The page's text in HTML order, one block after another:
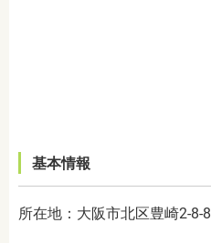
基本情報
所在地：大阪市北区豊崎2-8-8